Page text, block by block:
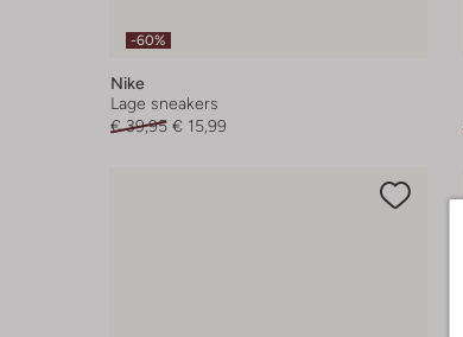
-60%
Nike
Lage sneakers
€ 39,95 € 15,99